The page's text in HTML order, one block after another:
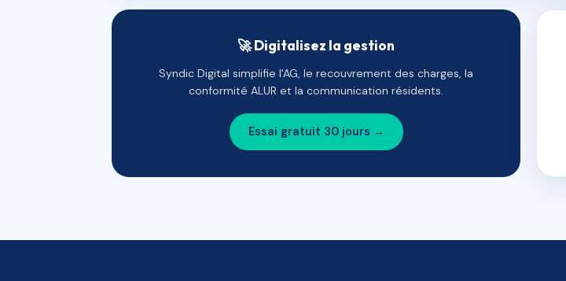
🚀 Digitalisez la gestion
Syndic Digital simplifie l'AG, le recouvrement des charges, la
conformité ALUR et la communication résidents.
Essai gratuit 30 jours →